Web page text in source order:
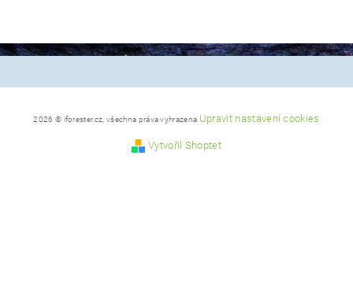
2026 © iforester.cz, všechna práva vyhrazena Upravit nastavení cookies
Vytvořil Shoptet